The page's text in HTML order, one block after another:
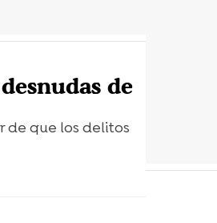
de
de que los delitos